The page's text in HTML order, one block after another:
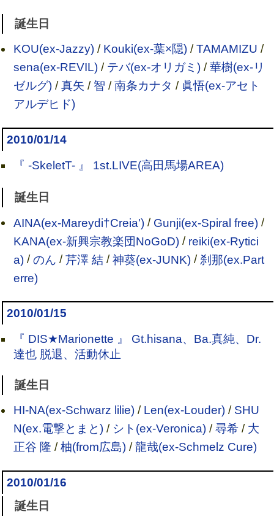
誕生日
KOU(ex-Jazzy)/ Kouki(ex-葉×隠)/TAMAMIZU /
sena(ex-REVIL)/ テバ(ex-オリガミ)/華樹(ex-リ
ゼルグ)/真矢 / 智 /南条カナタ / 眞悟(ex-アセト
アルデヒド)
2010/01/14
『 -SkeletT- 』 1st.LIVE(高田馬場AREA)
誕生日
AINA(ex-Mareydi†Creia')/ Gunji(ex-Spiral free)/
KANA(ex-新興宗教楽団NoGoD)/ reiki(ex-Rytici
a)/のん /芹澤 結/神葵(ex-JUNK)/ 刹那(ex.Part
erre)
2010/01/15
『 DIS★Marionette 』 Gt.hisana、Ba.真純、Dr.
達也 脱退、活動休止
誕生日
HI-NA(ex-Schwarz lilie)/ Len(ex-Louder)/ SHU
N(ex.電撃とまと)/ シト(ex-Veronica)/尋希/ 大
正谷 隆 /柚(from広島)/龍哉(ex-Schmelz Cure)
2010/01/16
誕生日